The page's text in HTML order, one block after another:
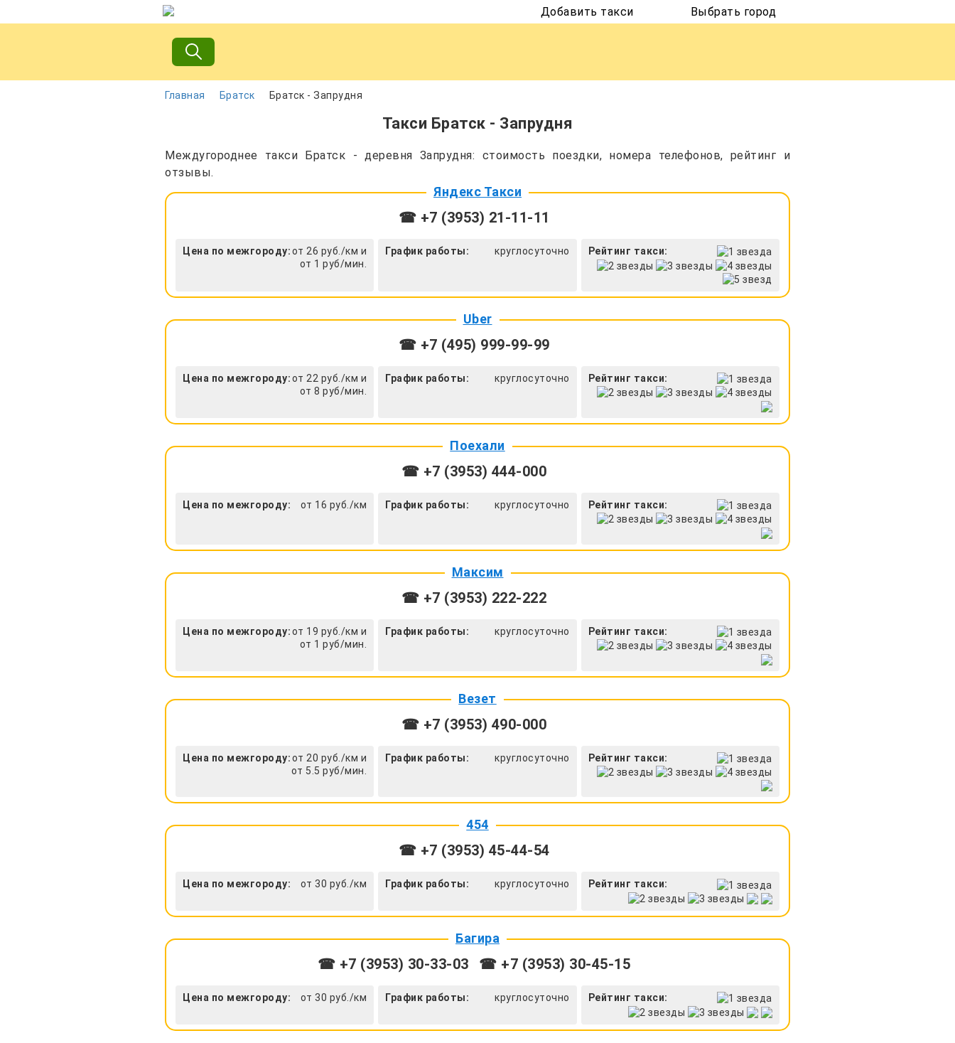
Добавить такси Выбрать город
Главная Братск Братск - Запрудня
Такси Братск - Запрудня
Междугороднее такси Братск - деревня Запрудня: стоимость поездки, номера телефонов, рейтинг и
отзывы.
Яндекс Такси
☎ +7 (3953) 21-11-11
Цена по межгороду:от 26 руб./км и
от 1 руб/мин.
График работы: круглосуточно Рейтинг такси:
Uber
☎ +7 (495) 999-99-99
Цена по межгороду:от 22 руб./км и
от 8 руб/мин.
График работы: круглосуточно Рейтинг такси:
Поехали
☎ +7 (3953) 444-000
Цена по межгороду: от 16 руб./км График работы: круглосуточно Рейтинг такси:
Максим
☎ +7 (3953) 222-222
Цена по межгороду:от 19 руб./км и
от 1 руб/мин.
График работы: круглосуточно Рейтинг такси:
Везет
☎ +7 (3953) 490-000
Цена по межгороду:от 20 руб./км и
от 5.5 руб/мин.
График работы: круглосуточно Рейтинг такси:
454
☎ +7 (3953) 45-44-54
Цена по межгороду: от 30 руб./км График работы: круглосуточно Рейтинг такси:
Багира
☎ +7 (3953) 30-33-03 ☎ +7 (3953) 30-45-15
Цена по межгороду: от 30 руб./км График работы: круглосуточно Рейтинг такси: